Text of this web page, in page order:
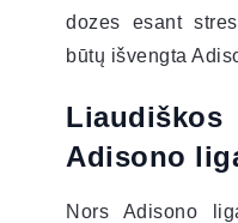
dozes esant
būtų išvengta
Adisono
Nors Adisono